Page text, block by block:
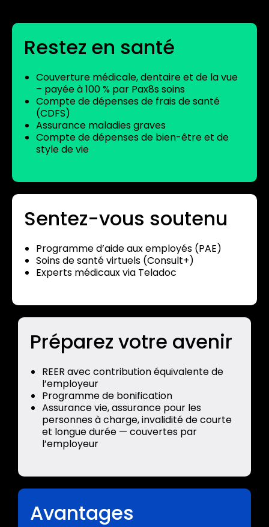
Restez en santé
Couverture médicale, dentaire et de la vue
– payée à 100 % par Pax8s soins
Compte de dépenses de frais de santé
(CDFS)
Assurance maladies graves
Compte de dépenses de bien-être et de
style de vie
Sentez-vous soutenu
Programme d’aide aux employés (PAE)
Soins de santé virtuels (Consult+)
Experts médicaux via Teladoc
Préparez votre avenir
REER avec contribution équivalente de
l’employeur
Programme de bonification
Assurance vie, assurance pour les
personnes à charge, invalidité de courte
et longue durée — couvertes par
l’employeur
Avantages